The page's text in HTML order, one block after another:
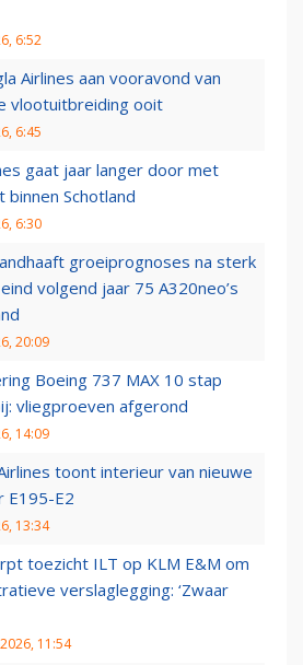
6:52
Airlines aan vooravond van
vlootuitbreiding ooit
6:45
gaat jaar langer door met
binnen Schotland
6:30
groeiprognoses na sterk
volgend jaar 75 A320neo’s
20:09
Boeing 737 MAX 10 stap
vliegproeven afgerond
14:09
toont interieur van nieuwe
E195-E2
13:34
toezicht ILT op KLM E&M om
verslaglegging: ‘Zwaar
11:54